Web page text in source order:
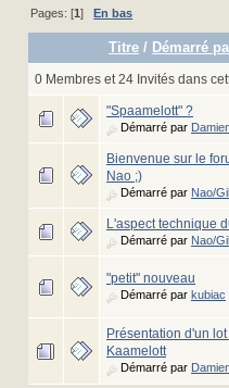
Pages: [1]En bas
Titre / Démarré
0 Membres et 24 Invités dans
"Spaamelott" ?
Démarré par
Bienvenue sur le
Nao ;)
Démarré par Nao/
L'aspect technique
Démarré par Nao/
"petit" nouveau
Démarré par kubiac
Présentation d'un
Kaamelott
Démarré par